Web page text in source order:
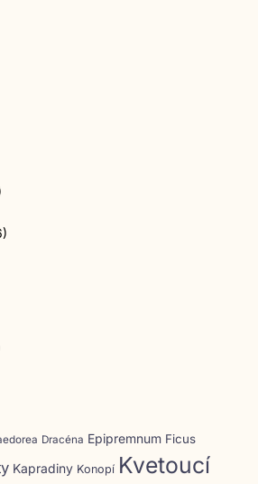
Dracéna Epipremnum Ficus
Kapradiny Konopí Kvetoucí